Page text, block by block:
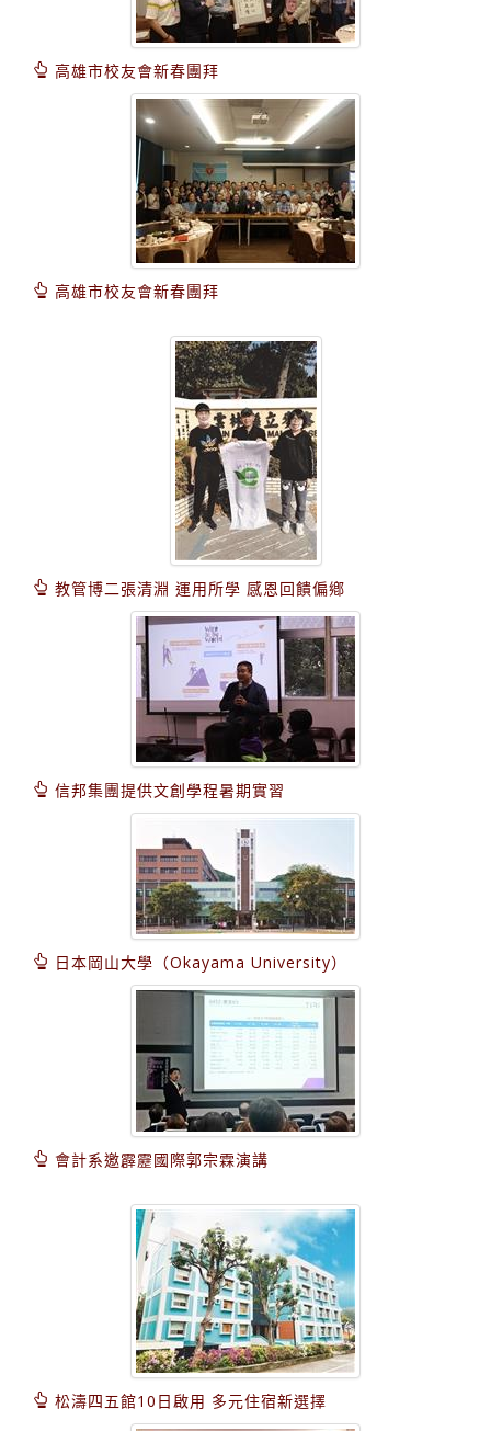
高雄市校友會新春團拜
高雄市校友會新春團拜
教管博二張清淵 運用所學 感恩回饋偏鄕
信邦集團提供文創學程暑期實習
日本岡山大學（Okayama University）
會計系邀霹靂國際郭宗霖演講
松濤四五館10日啟用 多元住宿新選擇